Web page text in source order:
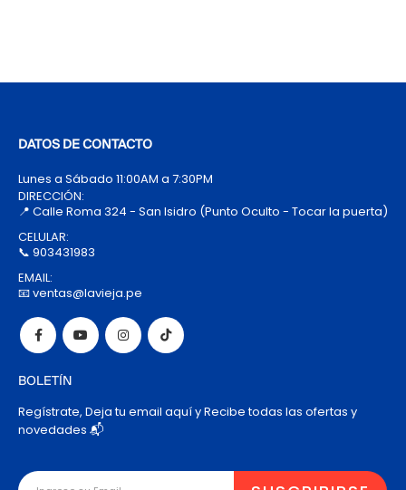
DATOS DE CONTACTO
Lunes a Sábado 11:00AM a 7:30PM
DIRECCIÓN:
📍 Calle Roma 324 - San Isidro (Punto Oculto - Tocar la puerta)
CELULAR:
📞 903431983
EMAIL:
📧 ventas@lavieja.pe
BOLETÍN
Regístrate, Deja tu email aquí y Recibe todas las ofertas y
novedades 📬